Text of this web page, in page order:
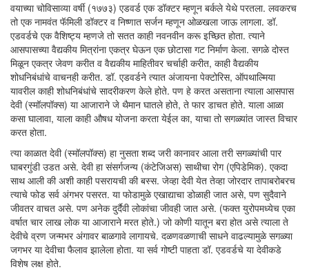
वयाच्या चोविसाव्या वर्षी (१७७३) एडवर्ड एक डॉक्टर म्हणून बर्कले येथे परतला. लवकरच
तो एक नामवंत फॅमिली डॉक्टर व निष्णात सर्जन म्हणून ओळखला जाऊ लागला. डॉ.
एडवर्डचे एक वैशिष्ट्य म्हणजे तो सतत काही नवनवीन करू इच्छित होता. त्याने
आसपासच्या वैद्यकीय मित्रांना एकत्र घेऊन एक छोटासा गट निर्माण केला. सगळे दोस्त
मिळून एकत्र जेवण करीत व वैद्यकीय माहितीवर चर्चाही करीत, काही वैद्यकीय
शोधनिबंधांचे वाचनही करीत. डॉ. एडवर्डने त्यात अंजायना पेक्टोरिस, ऑपथाल्मिया
यावरील काही शोधनिबंधांचे सादरीकरण केले होते. पण हे करत असताना त्याला आसपास
देवी (स्मॉलपॉक्स) या आजाराने जे थैमान घातले होते, ते फार डाचत होते. याला आळा
कसा घालावा, याला काही औषध योजना करता येईल का, याचा तो सगळ्यांत जास्त विचार
करत होता.
त्या काळात देवी (स्मॉलपॉक्स) हा नुसता शब्द जरी कानावर आला तरी सगळ्यांची पार
घाबरगुंडी उडत असे. देवी हा संसर्गजन्य (कंटेजिअस) साथीचा रोग (एपिडेमिक). एकदा
साथ आली की अशी काही पसरायची की बस्स. जेव्हा देवी येत तेव्हा जोरदार तापाबरोबरच
त्याचे फोड सर्व अंगभर पसरत. या फोडामुळे एखाद्याचा डोळाही जात असे, पण सुदैवाने
जीवतर वाचत असे. पण अनेक दुर्दैवी लोकांचा जीवही जात असे. (फक्त युरोपमध्येच एका
वर्षात चार लाख लोक या आजाराने मरत होते.) जो कोणी यातून बरा होत असे त्याला ते
देवीचे व्रण जन्मभर अंगावर बाळगावे लागायचे. दळणवळणाची साधने वाढल्यामुळे सगळ्या
जगभर या देवीचा फैलाव झालेला होता. या सर्व गोष्टी पाहता डॉ. एडवर्डचे या देवीकडे
विशेष लक्ष होते.